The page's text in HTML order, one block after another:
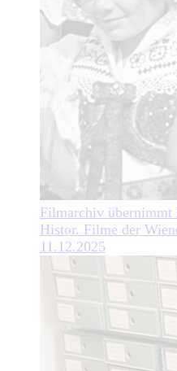
Filmarchiv übernimmt
Histor. Filme der
11.12.2025